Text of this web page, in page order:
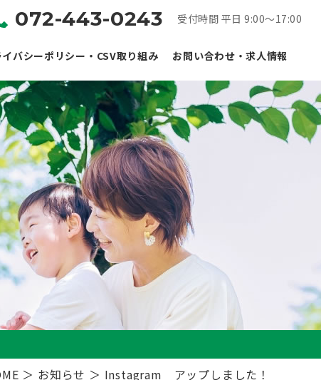
072-443-0243 受付時間 平日 9:00～17:00
バシーポリシー・CSV取り組み お問い合わせ・求人情報
＞ お知らせ ＞ Instagram アップしました！